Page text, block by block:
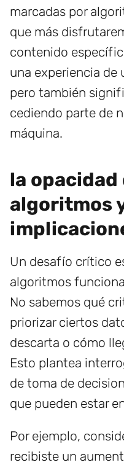
marcadas por
que más
contenido
una experiencia de
pero también
cediendo parte de
máquina.
la opacidad
algoritmos
Un desafío crítico
algoritmos
No sabemos qué
priorizar ciertos
descarta o cómo
Esto plantea
de toma de
que pueden estar
Por ejemplo,
recibiste un